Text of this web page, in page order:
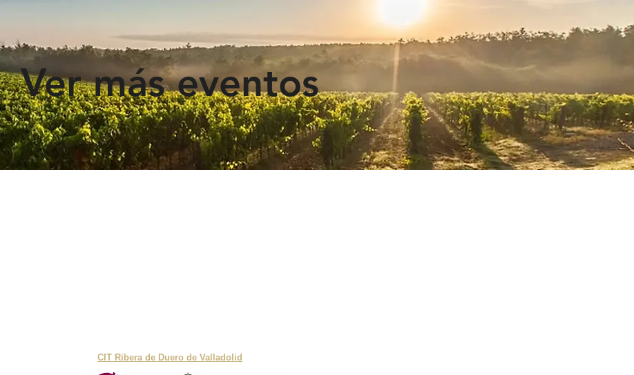
Ver más eventos
CIT Ribera de Duero de Valladolid